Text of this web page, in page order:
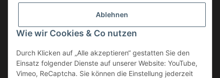
Ablehnen
Wie wir Cookies & Co nutzen
Durch Klicken auf „Alle akzeptieren“ gestatten Sie den
Einsatz folgender Dienste auf unserer Website: YouTube,
Vimeo, ReCaptcha. Sie können die Einstellung jederzeit
Service
Vertrag widerrufen